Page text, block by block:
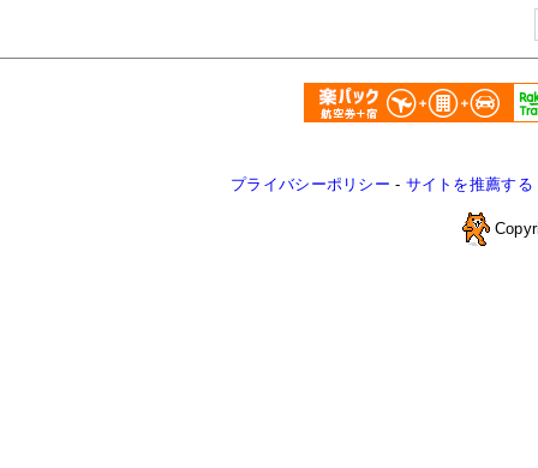
プライバシーポリシー - サイトを推薦する